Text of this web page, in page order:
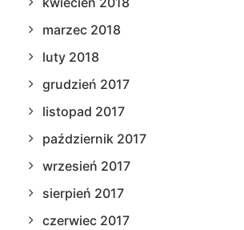
marzec 2018
luty 2018
grudzień 2017
listopad 2017
październik 2017
wrzesień 2017
sierpień 2017
czerwiec 2017